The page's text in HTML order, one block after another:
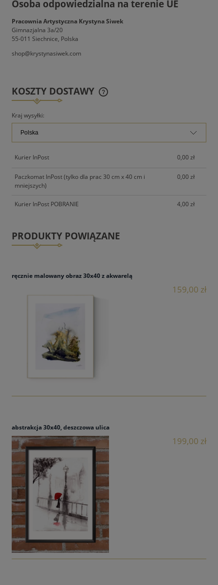
Osoba odpowiedzialna na terenie UE
Pracownia Artystyczna Krystyna Siwek
Gimnazjalna 3a/20
55-011 Siechnice, Polska
shop@krystynasiwek.com
KOSZTY DOSTAWY
CENA NIE ZAWIERA EWENTUALNYCH KOSZTÓW
PŁATNOŚCI
Kraj wysyłki:
Kurier InPost 0,00 zł
Paczkomat InPost (tylko dla prac 30 cm x 40 cm i
mniejszych)
0,00 zł
Kurier InPost POBRANIE 4,00 zł
PRODUKTY POWIĄZANE
ręcznie malowany obraz 30x40 z akwarelą
159,00 zł
abstrakcja 30x40, deszczowa ulica
199,00 zł